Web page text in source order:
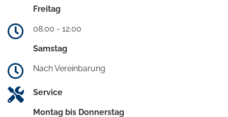
Freitag
08.00 - 12.00
Samstag
Nach Vereinbarung
Service
Montag bis Donnerstag